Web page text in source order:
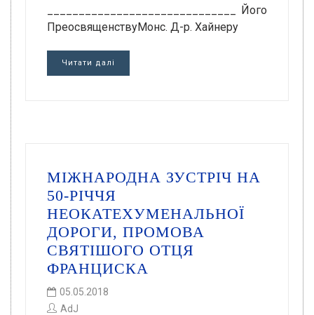
______________________________ Його
ПреосвященствуМонс. Д-р. Хайнеру
Читати далі
МІЖНАРОДНА ЗУСТРІЧ НА
50-РІЧЧЯ
НЕОКАТЕХУМЕНАЛЬНОЇ
ДОРОГИ, ПРОМОВА
СВЯТІШОГО ОТЦЯ
ФРАНЦИСКА
05.05.2018
AdJ